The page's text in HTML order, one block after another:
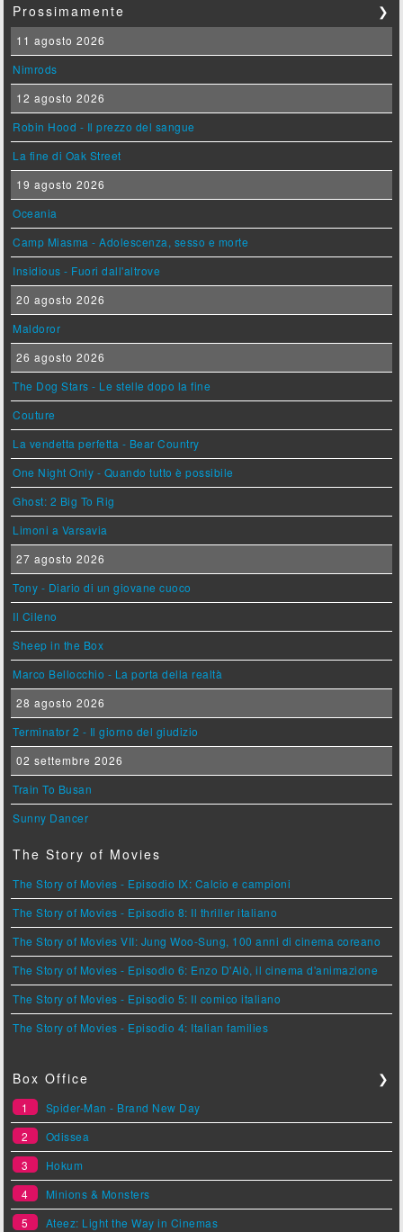
Prossimamente ❯
11 agosto 2026
Nimrods
12 agosto 2026
Robin Hood - Il prezzo del sangue
La fine di Oak Street
19 agosto 2026
Oceania
Camp Miasma - Adolescenza, sesso e morte
Insidious - Fuori dall'altrove
20 agosto 2026
Maldoror
26 agosto 2026
The Dog Stars - Le stelle dopo la fine
Couture
La vendetta perfetta - Bear Country
One Night Only - Quando tutto è possibile
Ghost: 2 Big To Rig
Limoni a Varsavia
27 agosto 2026
Tony - Diario di un giovane cuoco
Il Cileno
Sheep in the Box
Marco Bellocchio - La porta della realtà
28 agosto 2026
Terminator 2 - Il giorno del giudizio
02 settembre 2026
Train To Busan
Sunny Dancer
The Story of Movies
The Story of Movies - Episodio IX: Calcio e campioni
The Story of Movies - Episodio 8: Il thriller italiano
The Story of Movies VII: Jung Woo-Sung, 100 anni di cinema coreano
The Story of Movies - Episodio 6: Enzo D'Alò, il cinema d'animazione
The Story of Movies - Episodio 5: Il comico italiano
The Story of Movies - Episodio 4: Italian families
Box Office ❯
1
Spider-Man - Brand New Day
2
Odissea
3
Hokum
4
Minions & Monsters
5
Ateez: Light the Way in Cinemas